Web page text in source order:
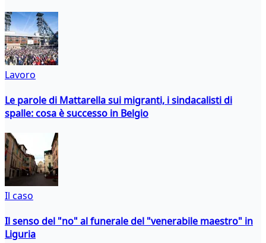
Lavoro
Le parole di Mattarella sui migranti, i sindacalisti di
spalle: cosa è successo in Belgio
Il caso
Il senso del "no" al funerale del "venerabile maestro" in
Liguria